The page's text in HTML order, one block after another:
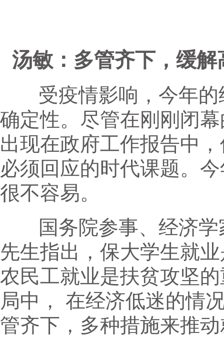
汤敏：多管齐下，缓
受疫情影响，今年的
确定性。尽管在刚刚闭
出现在政府工作报告中
必须回应的时代课题。
很不容易。
国务院参事、经济学
先生指出，保大学生就
农民工就业是扶贫攻坚
局中， 在经济低迷的情
管齐下，多种措施来推